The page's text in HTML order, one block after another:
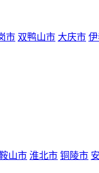
市 双鸭山市 大庆市
山市 淮北市 铜陵市